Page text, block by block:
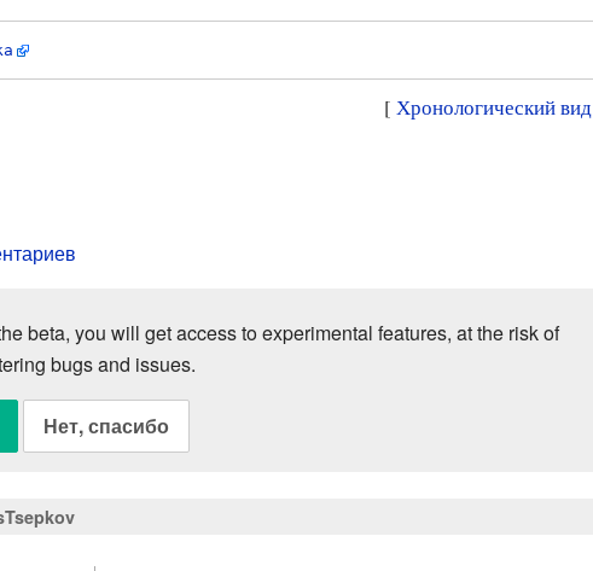
[Хронологический вид
beta, you will get access to experimental features, at the risk of
bugs and issues.
Нет, спасибо